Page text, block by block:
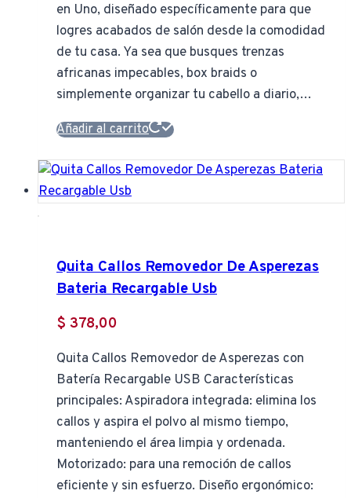
en Uno, diseñado específicamente para que
logres acabados de salón desde la comodidad
de tu casa. Ya sea que busques trenzas
africanas impecables, box braids o
simplemente organizar tu cabello a diario,…
Añadir al carrito
Quita Callos Removedor De Asperezas
Bateria Recargable Usb
$ 378,00
Quita Callos Removedor de Asperezas con
Batería Recargable USB Características
principales: Aspiradora integrada: elimina los
callos y aspira el polvo al mismo tiempo,
manteniendo el área limpia y ordenada.
Motorizado: para una remoción de callos
eficiente y sin esfuerzo. Diseño ergonómico: